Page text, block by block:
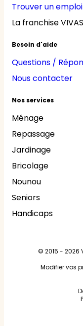
Trouver un emploi
La franchise
Besoin d'aide
Questions /
Nous contacter
Nos services
Ménage
Repassage
Jardinage
Bricolage
Nounou
Seniors
Handicaps
© 2015 - 2026
Modifier vos